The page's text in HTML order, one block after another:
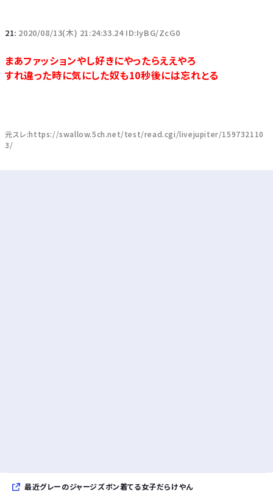
21: 2020/08/13(木) 21:24:33.24 ID:IyBG/ZcG0
まあファッションやし好きにやったらええやろ
すれ違った時に気にした奴も10秒後には忘れとる
元スレ:https://swallow.5ch.net/test/read.cgi/livejupiter/159732110
3/
最近グレーのジャージズボン着てる女子だらけやん